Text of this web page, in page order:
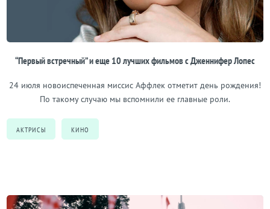
“Первый встречный” и еще 10 лучших фильмов с Дженнифер Лопес
24 июля новоиспеченная миссис Аффлек отметит день рождения!
По такому случаю мы вспомнили ее главные роли.
АКТРИСЫ КИНО